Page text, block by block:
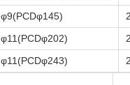
φ9(PCDφ145)
φ11(PCDφ202)
φ11(PCDφ243)